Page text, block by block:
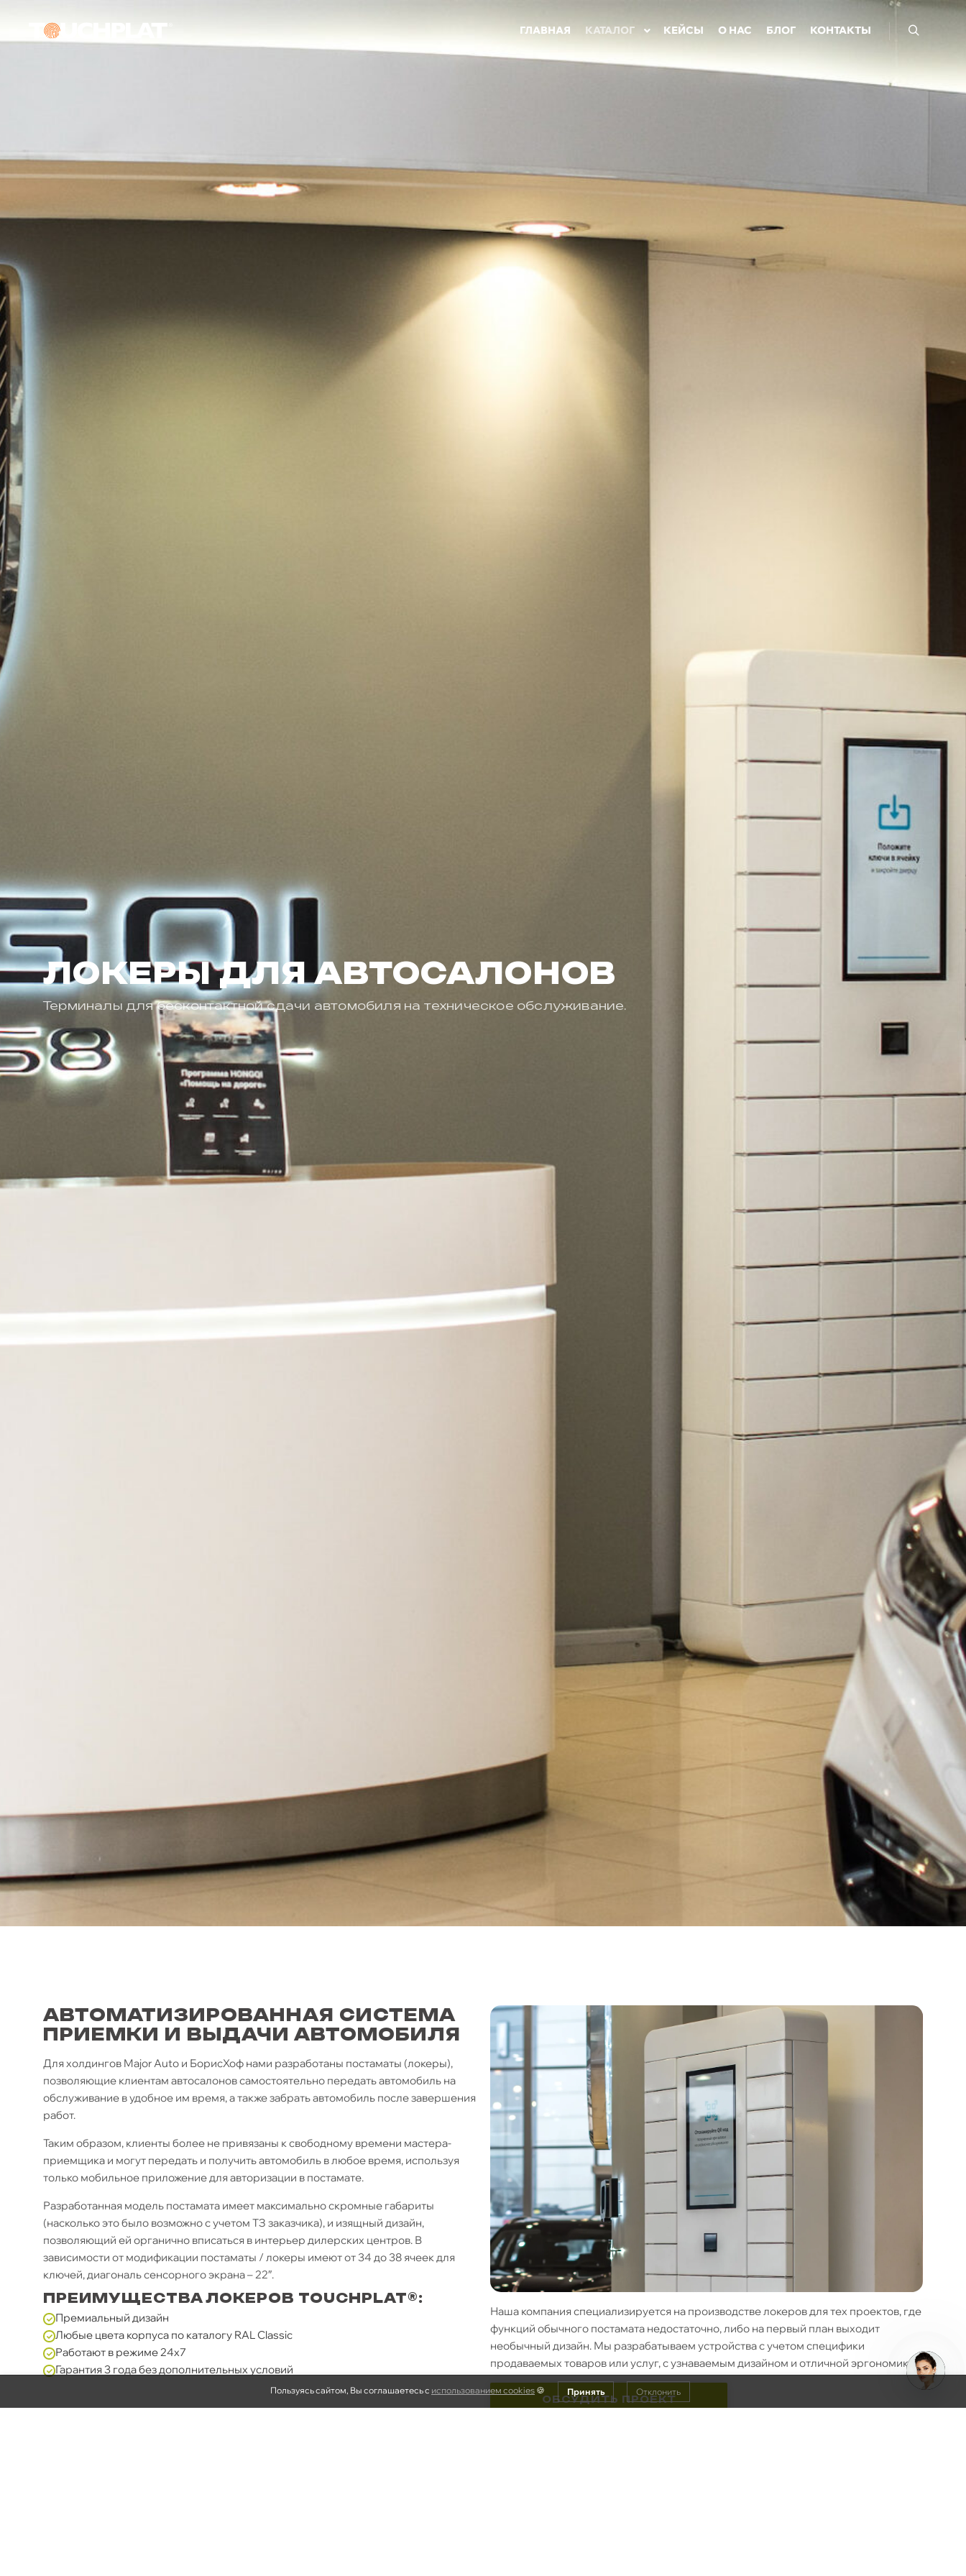
ГЛАВНАЯ КАТАЛОГ КЕЙСЫ О НАС БЛОГ КОНТАКТЫ
ЛОКЕРЫ ДЛЯ АВТОСАЛОНОВ
Терминалы для бесконтактной сдачи автомобиля на техническое обслуживание.
АВТОМАТИЗИРОВАННАЯ СИСТЕМА
ПРИЕМКИ И ВЫДАЧИ АВТОМОБИЛЯ
Для холдингов Major Auto и БорисХоф нами разработаны постаматы (локеры),
позволяющие клиентам автосалонов самостоятельно передать автомобиль на
обслуживание в удобное им время, а также забрать автомобиль после завершения
работ.
Таким образом, клиенты более не привязаны к свободному времени мастера-
приемщика и могут передать и получить автомобиль в любое время, используя
только мобильное приложение для авторизации в постамате.
Разработанная модель постамата имеет максимально скромные габариты
(насколько это было возможно с учетом ТЗ заказчика), и изящный дизайн,
позволяющий ей органично вписаться в интерьер дилерских центров. В
зависимости от модификации постаматы / локеры имеют от 34 до 38 ячеек для
ключей, диагональ сенсорного экрана – 22″.
ПРЕИМУЩЕСТВА ЛОКЕРОВ TOUCHPLAT®:
Премиальный дизайн
Любые цвета корпуса по каталогу RAL Classic
Работают в режиме 24х7
Гарантия 3 года без дополнительных условий
Наша компания специализируется на производстве локеров для тех проектов, где
функций обычного постамата недостаточно, либо на первый план выходит
необычный дизайн. Мы разрабатываем устройства с учетом специфики
продаваемых товаров или услуг, с узнаваемым дизайном и отличной эргономикой.
ОБСУДИТЬ ПРОЕКТ
Пользуясь сайтом, Вы соглашаетесь с использованием cookies 🍪 Принять Отклонить